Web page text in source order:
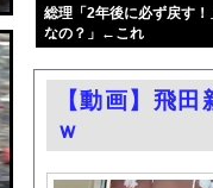
【画像】元大関・貴景勝
【悲報】テレ東の若手女
女子プロレスラーさん
【ニュース】韓国メディ
総理「2年後に必ず戻す
なの？」←これ
自動
更新
【動画】飛
ｗ